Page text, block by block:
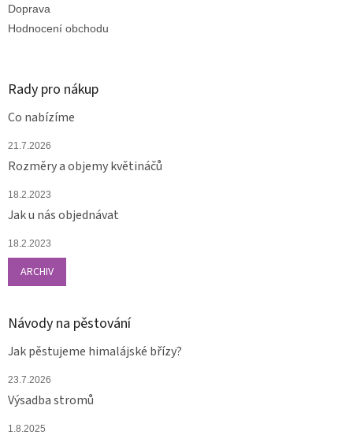
Doprava
Hodnocení obchodu
Rady pro nákup
Co nabízíme
21.7.2026
Rozměry a objemy květináčů
18.2.2023
Jak u nás objednávat
18.2.2023
ARCHIV
Návody na pěstování
Jak pěstujeme himalájské břízy?
23.7.2026
Výsadba stromů
1.8.2025